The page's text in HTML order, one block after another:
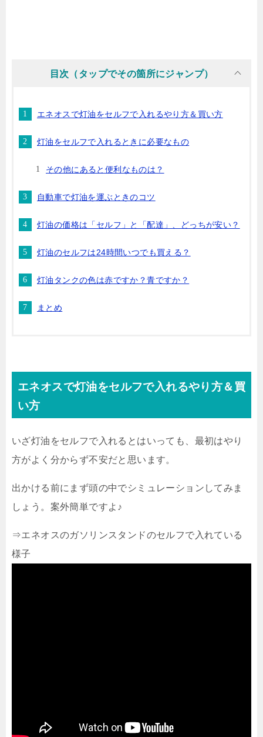
目次（タップでその箇所にジャンプ）
エネオスで灯油をセルフで入れるやり方＆買い方
灯油をセルフで入れるときに必要なもの
その他にあると便利なものは？
自動車で灯油を運ぶときのコツ
灯油の価格は「セルフ」と「配達」、どっちが安い？
灯油のセルフは24時間いつでも買える？
灯油タンクの色は赤ですか？青ですか？
まとめ
エネオスで灯油をセルフで入れるやり方＆買
い方
いざ灯油をセルフで入れるとはいっても、最初はやり
方がよく分からず不安だと思います。
出かける前にまず頭の中でシミュレーションしてみま
しょう。案外簡単ですよ♪
⇒エネオスのガソリンスタンドのセルフで入れている
様子